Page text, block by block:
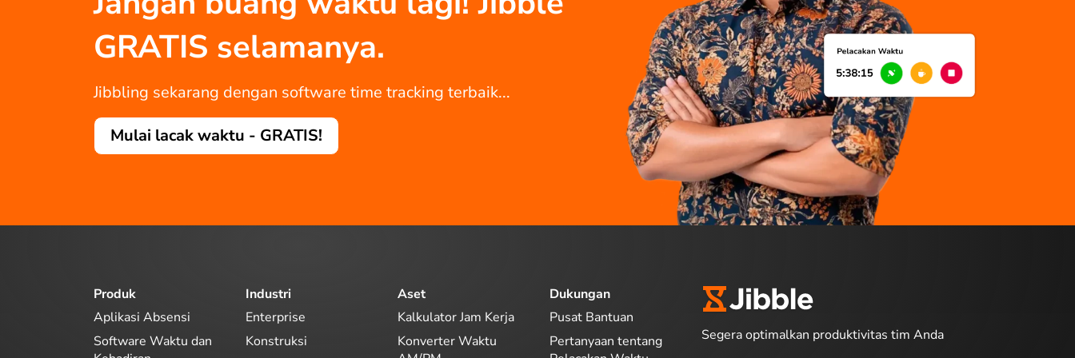
GRATIS selamanya.
Jibbling sekarang dengan software time tracking terbaik...
Mulai lacak waktu - GRATIS!
Produk
Aplikasi Absensi
Software Waktu dan
Industri
Enterprise
Konstruksi
Aset
Kalkulator Jam Kerja
Konverter Waktu
Dukungan
Pusat Bantuan
Pertanyaan tentang
Segera optimalkan produktivitas tim Anda